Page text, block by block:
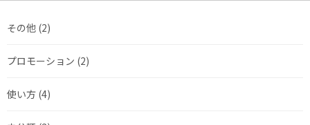
その他 (2)
プロモーション (2)
使い方 (4)